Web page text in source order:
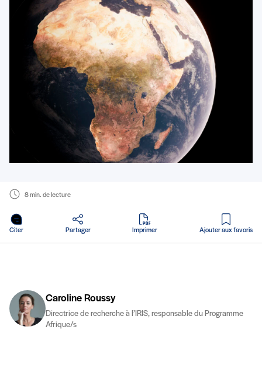
8 min. de lecture
Citer Partager Imprimer
en PDF
Ajouter aux favoris
Caroline Roussy
Directrice de recherche à l’IRIS, responsable du Programme
Afrique/s